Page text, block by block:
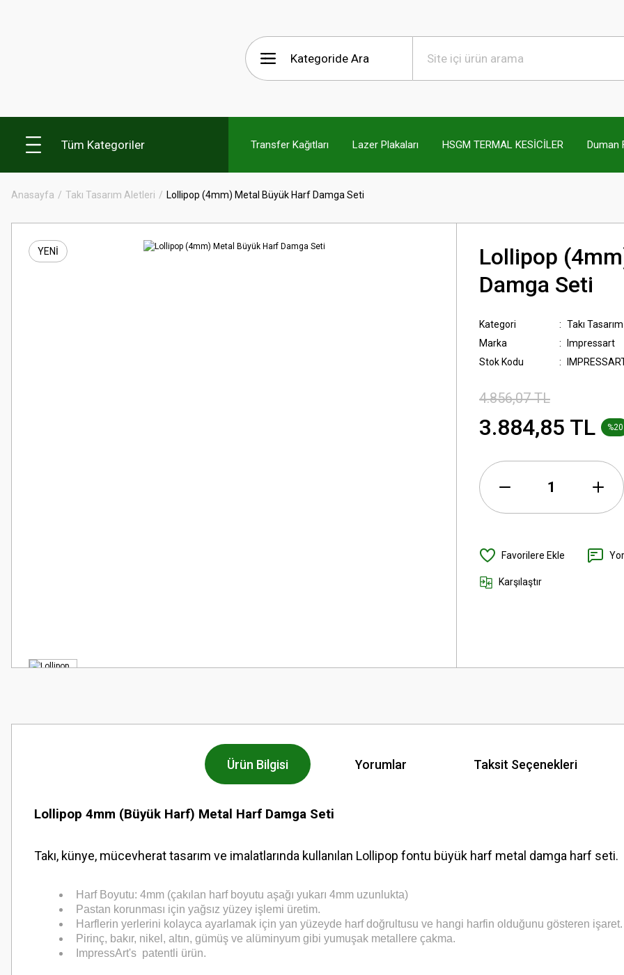
Tüm Kategoriler Transfer Kağıtları Lazer Plakaları HSGM TERMAL KESİCİLER Duman
Anasayfa Takı Tasarım Aletleri Lollipop (4mm) Metal Büyük Harf Damga Seti
YENİ
Lollipop
Damga Seti
Kategori
Takı
Marka
Impressart
Stok Kodu
4.856,07 TL
3.884,85 TL %20
Karşılaştır
Ürün Bilgisi Yorumlar Taksit Seçenekleri
Lollipop 4mm (Büyük Harf) Metal Harf Damga Seti
Takı, künye, mücevherat tasarım ve imalatlarında kullanılan Lollipop fontu büyük harf metal damga harf seti.
Harf Boyutu: 4mm (çakılan harf boyutu aşağı yukarı 4mm uzunlukta)
Pastan korunması için yağsız yüzey işlemi üretim.
Harflerin yerlerini kolayca ayarlamak için yan yüzeyde harf doğrultusu ve hangi harfin olduğunu gösteren
Pirinç, bakır, nikel, altın, gümüş ve alüminyum gibi yumuşak metallere çakma.
ImpressArt's patentli ürün.